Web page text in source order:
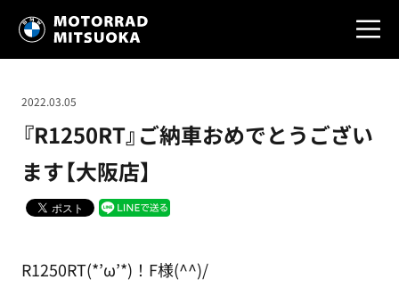
『R1250RT』ご納車おめでとうござい
ます【大阪店】
2022.03.05
R1250RT(*’ω’*)！F様(^^)/